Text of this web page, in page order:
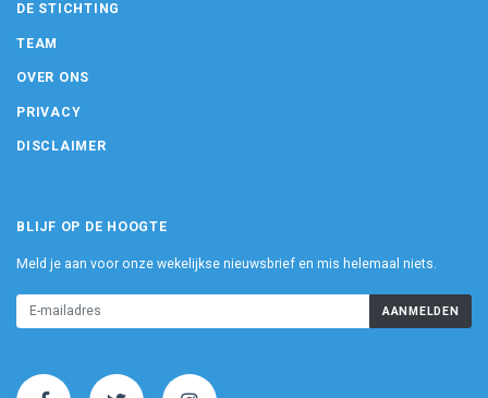
DE STICHTING
TEAM
OVER ONS
PRIVACY
DISCLAIMER
BLIJF OP DE HOOGTE
Meld je aan voor onze wekelijkse nieuwsbrief en mis helemaal niets.
AANMELDEN